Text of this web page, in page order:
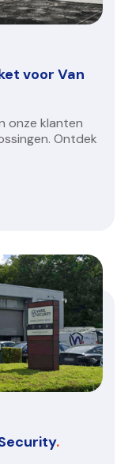
voor Van
onze klanten
Ontdek
.